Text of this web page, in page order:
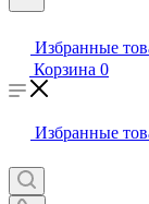
Избранные
Корзина 0
Избранные